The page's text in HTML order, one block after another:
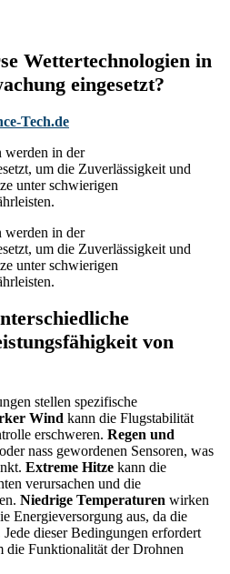
Wettertechnologien in
eingesetzt?
Tech.de
werden in der
um die Zuverlässigkeit und
unter schwierigen
werden in der
um die Zuverlässigkeit und
unter schwierigen
von
stellen spezifische
Wind kann die Flugstabilität
erschweren. Regen und
nass gewordenen Sensoren, was
Extreme Hitze kann die
verursachen und die
Niedrige Temperaturen wirken
Energieversorgung aus, da die
dieser Bedingungen erfordert
die Funktionalität der Drohnen